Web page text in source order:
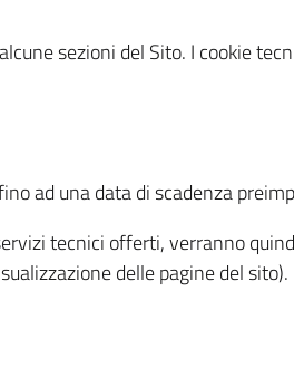
sezioni del Sito. I cookie
ad una data di scadenza
tecnici offerti, verranno
delle pagine del sito).